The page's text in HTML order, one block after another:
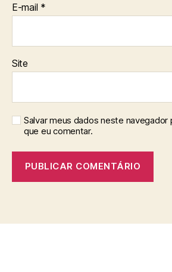
E-mail *
Site
Salvar meus dados neste navegador
que eu comentar.